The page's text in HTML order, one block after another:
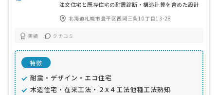
注文住宅と既存住宅の耐震診断・構造計算を含めた設計
北海道札幌市豊平区西岡三条10丁目13-28
実績 クチコミ
特徴
耐震・デザイン・エコ住宅
木造住宅・在来工法・２X４工法他種工法熟知